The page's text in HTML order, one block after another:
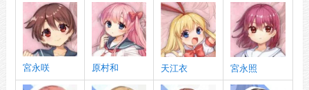
宮永咲 原村和 天江衣 宮永照